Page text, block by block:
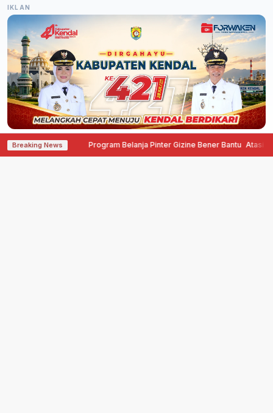
IKLAN
Breaking News Program Belanja Pinter Gizine Bener Bantu Atasi